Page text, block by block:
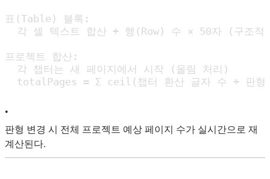
표(Table) 블록:
각 셀 텍스트 합산 + 행(Row) 수 × 50자 (구조적
프로젝트 합산:
  각 챕터는 새 페이지에서 시작 (올림 처리)
totalPages = Σ ceil(챕터 환산 글자 수 ÷ 판형
•
판형 변경 시 전체 프로젝트 예상 페이지 수가 실시간으로 재
계산된다.